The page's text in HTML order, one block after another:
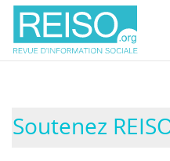
Soutenez